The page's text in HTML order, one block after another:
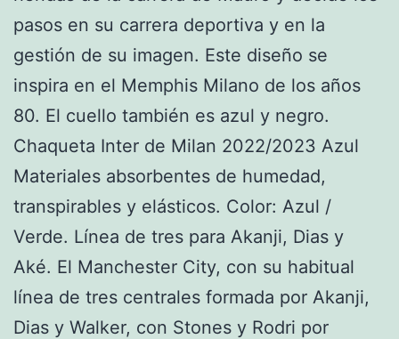
pasos en su carrera deportiva y en la
gestión de su imagen. Este diseño se
inspira en el Memphis Milano de los años
80. El cuello también es azul y negro.
Chaqueta Inter de Milan 2022/2023 Azul
Materiales absorbentes de humedad,
transpirables y elásticos. Color: Azul /
Verde. Línea de tres para Akanji, Dias y
Aké. El Manchester City, con su habitual
línea de tres centrales formada por Akanji,
Dias y Walker, con Stones y Rodri por